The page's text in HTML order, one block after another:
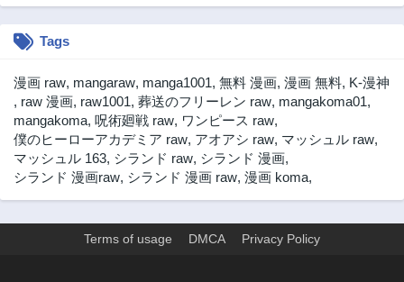
Tags
漫画 raw, mangaraw, manga1001, 無料 漫画, 漫画 無料, K-漫神
, raw 漫画, raw1001, 葬送のフリーレン raw, mangakoma01,
mangakoma, 呪術廻戦 raw, ワンピース raw,
僕のヒーローアカデミア raw, アオアシ raw, マッシュル raw,
マッシュル 163, シランド raw, シランド 漫画,
シランド 漫画raw, シランド 漫画 raw, 漫画 koma,
Terms of usage DMCA Privacy Policy